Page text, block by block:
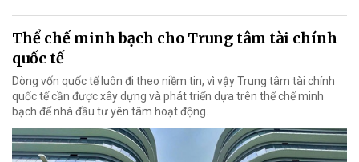
Thể chế minh bạch cho Trung tâm tài chính
quốc tế
Dòng vốn quốc tế luôn đi theo niềm tin, vì vậy Trung tâm tài chính
quốc tế cần được xây dựng và phát triển dựa trên thể chế minh
bạch để nhà đầu tư yên tâm hoạt động.